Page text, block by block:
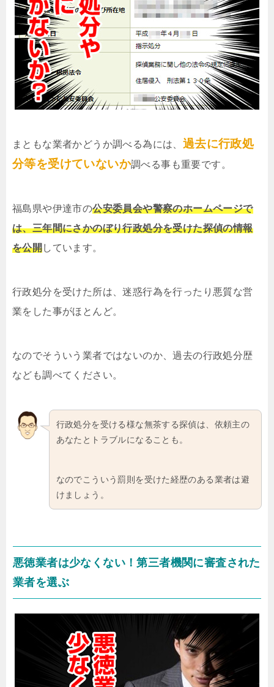
まともな業者かどうか調べる為には、 過去に行政処
分等を受けていないか調べる事も重要です。
福島県や伊達市の公安委員会や警察のホームページで
は、三年間にさかのぼり行政処分を受けた探偵の情報
を公開しています。
行政処分を受けた所は、迷惑行為を行ったり悪質な営
業をした事がほとんど。
なのでそういう業者ではないのか、過去の行政処分歴
なども調べてください。
行政処分を受ける様な無茶する探偵は、依頼主の
あなたとトラブルになることも。
なのでこういう罰則を受けた経歴のある業者は避
けましょう。
悪徳業者は少なくない！第三者機関に審査された
業者を選ぶ